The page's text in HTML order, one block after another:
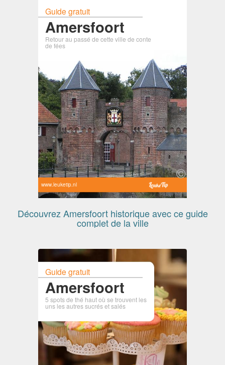
Guide gratuit
Amersfoort
Retour au passé de cette ville de conte
de fées
www.leuketip.nl
Découvrez Amersfoort historique avec ce guide
complet de la ville
Guide gratuit
Amersfoort
5 spots de thé haut où se trouvent les
uns les autres sucrés et salés